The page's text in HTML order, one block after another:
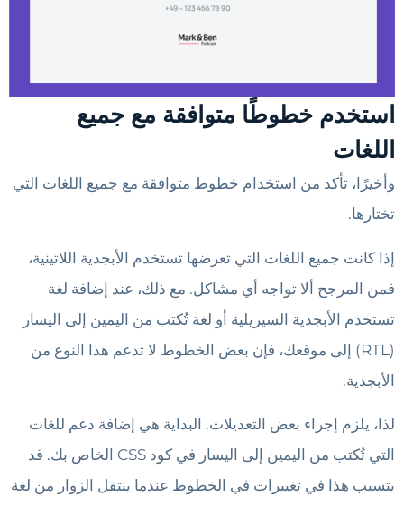
استخدم خطوطًا متوافقة مع جميع
اللغات
وأخيرًا، تأكد من استخدام خطوط متوافقة مع جميع اللغات التي
تختارها.
إذا كانت جميع اللغات التي تعرضها تستخدم الأبجدية اللاتينية،
فمن المرجح ألا تواجه أي مشاكل. مع ذلك، عند إضافة لغة
تستخدم الأبجدية السيريلية أو لغة تُكتب من اليمين إلى اليسار
(RTL) إلى موقعك، فإن بعض الخطوط لا تدعم هذا النوع من
الأبجدية.
لذا، يلزم إجراء بعض التعديلات. البداية هي إضافة دعم للغات
التي تُكتب من اليمين إلى اليسار في كود CSS الخاص بك. قد
يتسبب هذا في تغييرات في الخطوط عندما ينتقل الزوار من لغة